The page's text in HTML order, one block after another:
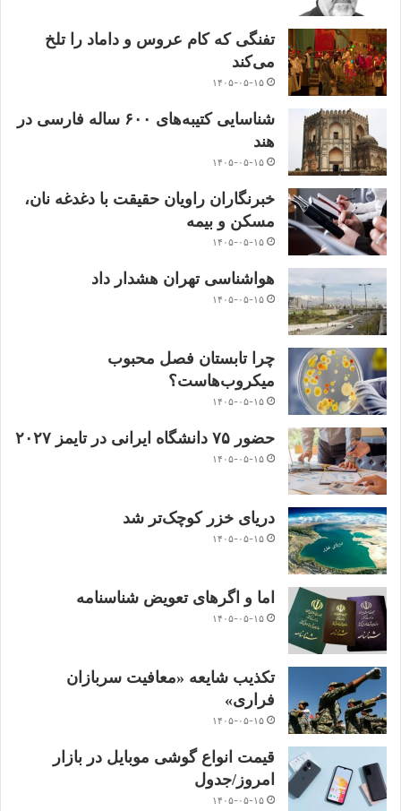
تفنگی که کام عروس و داماد را تلخ
می‌کند
۱۴۰۵-۰۵-۱۵
شناسایی کتیبه‌های ۶۰۰ ساله فارسی در
هند
۱۴۰۵-۰۵-۱۵
خبرنگاران راویان حقیقت با دغدغه نان،
مسکن و بیمه
۱۴۰۵-۰۵-۱۵
هواشناسی تهران هشدار داد
۱۴۰۵-۰۵-۱۵
چرا تابستان فصل محبوب
میکروب‌هاست؟
۱۴۰۵-۰۵-۱۵
حضور ۷۵ دانشگاه ایرانی در تایمز ۲۰۲۷
۱۴۰۵-۰۵-۱۵
دریای خزر کوچک‌تر شد
۱۴۰۵-۰۵-۱۵
اما و اگرهای تعویض شناسنامه
۱۴۰۵-۰۵-۱۵
تکذیب شایعه «معافیت سربازان
فراری»
۱۴۰۵-۰۵-۱۵
قیمت انواع گوشی موبایل در بازار
امروز/جدول
۱۴۰۵-۰۵-۱۵